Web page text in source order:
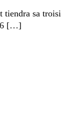
tiendra sa